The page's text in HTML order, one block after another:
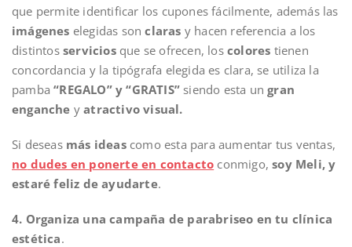
que permite identificar los cupones fácilmente, además las
imágenes elegidas sonclaras y hacen referencia a los
distintos serviciosque se ofrecen, loscolores tienen
concordancia y la tipógrafa elegida es clara, se utiliza la
pamba“REGALO” y “GRATIS” siendo esta ungran
enganche yatractivo visual.
Si deseas más ideascomo esta para aumentar tus ventas,
no dudes en ponerte en contacto conmigo,soy Meli, y
estaré feliz de ayudarte.
4. Organiza una campaña de parabriseo en tu clínica
estética.